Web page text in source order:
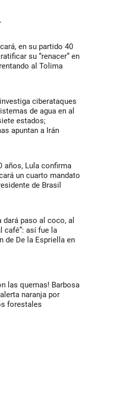
en su partido 40
su “renacer” en
al Tolima
ciberataques
de agua en al
estados;
apuntan a Irán
años, Lula confirma
un cuarto mandato
de Brasil
dará paso al coco, al
café”: así fue la
de De la Espriella en
las quemas! Barbosa
naranja por
forestales